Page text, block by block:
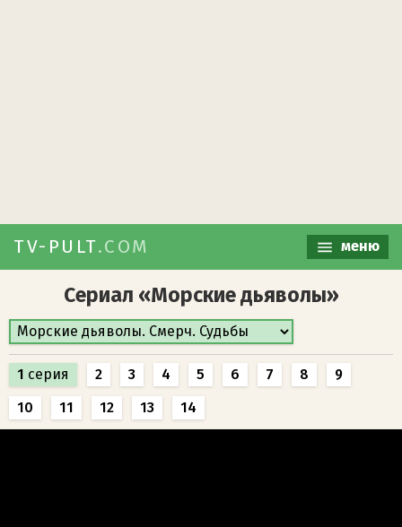
TV-PULT.COM меню
Сериал «Морские дьяволы»
1 серия 2 3 4 5 6 7 8
9
10
11 12 13 14